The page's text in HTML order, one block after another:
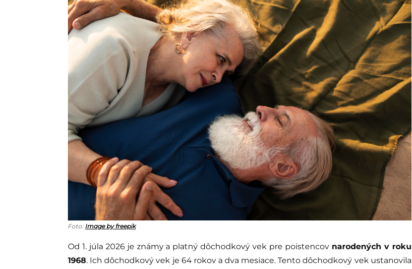
Foto: Image by freepik
Od 1. júla 2026 je známy a platný dôchodkový vek pre poistencov narodených v roku
1968. Ich dôchodkový vek je 64 rokov a dva mesiace. Tento dôchodkový vek ustanovila